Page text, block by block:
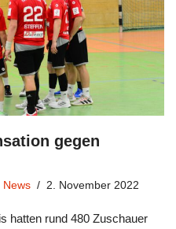
gegen
News 2. November 2022
hatten rund 480 Zuschauer